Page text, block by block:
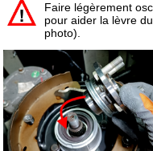
Faire légèrement
pour aider la lèvre
photo).